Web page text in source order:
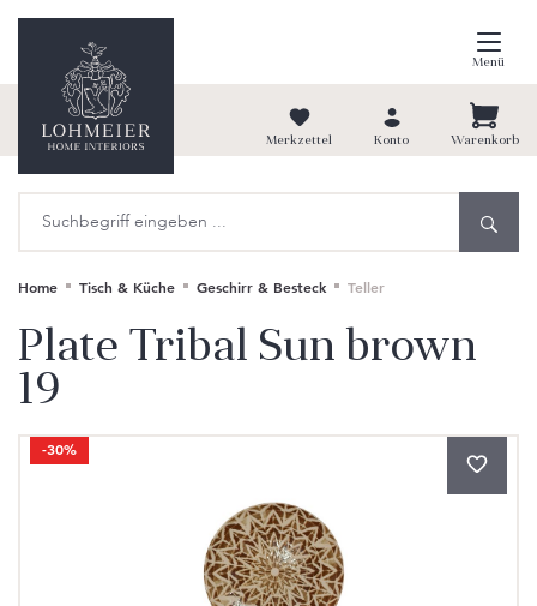
springen
Menü
Merkzettel Konto Warenkorb
Home Tisch & Küche Geschirr & Besteck Teller
Plate Tribal Sun brown
19
Bildergalerie überspringen
-30%